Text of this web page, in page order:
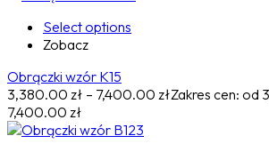
Select options
Zobacz
Obrączki wzór K15
3,380.00 zł – 7,400.00 złZakres cen: od
7,400.00 zł